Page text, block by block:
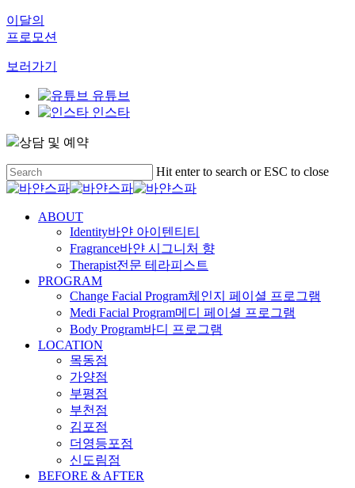
이달의
프로모션
보러가기
유튜브
인스타
상담 및 예약
Skip
to
main
content
Hit enter to search or ESC to close
Close
Menu
ABOUT
Identity바얀 아이텐티티
Fragrance바얀 시그니처 향
Therapist전문 테라피스트
PROGRAM
Change Facial Program체인지 페이셜 프로그램
Medi Facial Program메디 페이셜 프로그램
Body Program바디 프로그램
LOCATION
목동점
가양점
부평점
부천점
김포점
더영등포점
신도림점
BEFORE & AFTER